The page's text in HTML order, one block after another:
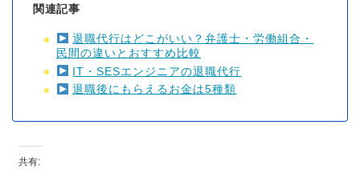
関連記事
退職代行はどこがいい？弁護士・労働組合・
民間の違いとおすすめ比較
IT・SESエンジニアの退職代行
退職後にもらえるお金は5種類
共有: